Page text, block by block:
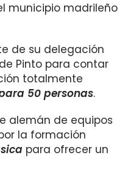
municipio madrileño
de su delegación
Pinto para contar
totalmente
50 personas.
alemán de equipos
la formación
para ofrecer un